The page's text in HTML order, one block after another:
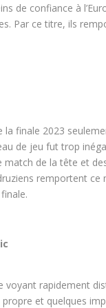
de confiance à
Par ce titre, ils
la finale 2023
de jeu fut trop
de la tête et
remportent
rapidement
et quelques